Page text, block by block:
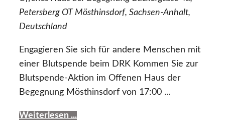
Petersberg OT Mösthinsdorf, Sachsen-Anhalt,
Deutschland
Engagieren Sie sich für andere Menschen mit
einer Blutspende beim DRK Kommen Sie zur
Blutspende-Aktion im Offenen Haus der
Begegnung Mösthinsdorf von 17:00 ...
Weiterlesen ...